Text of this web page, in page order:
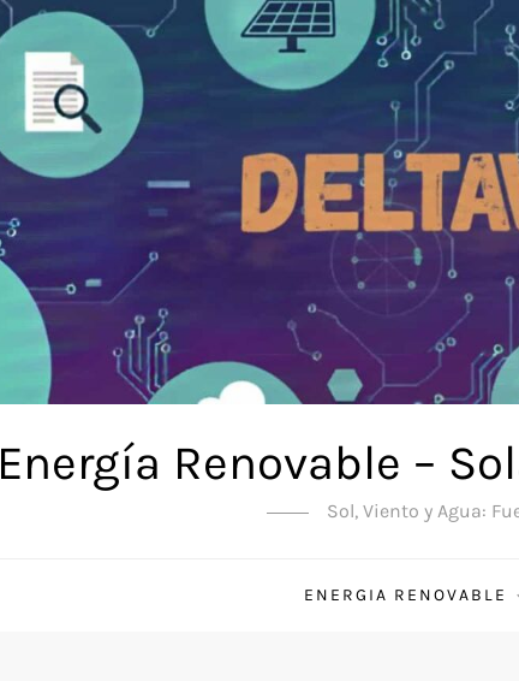
Energía Renovable –
Sol, Viento y Agua:
ENERGIA RENOVABLE